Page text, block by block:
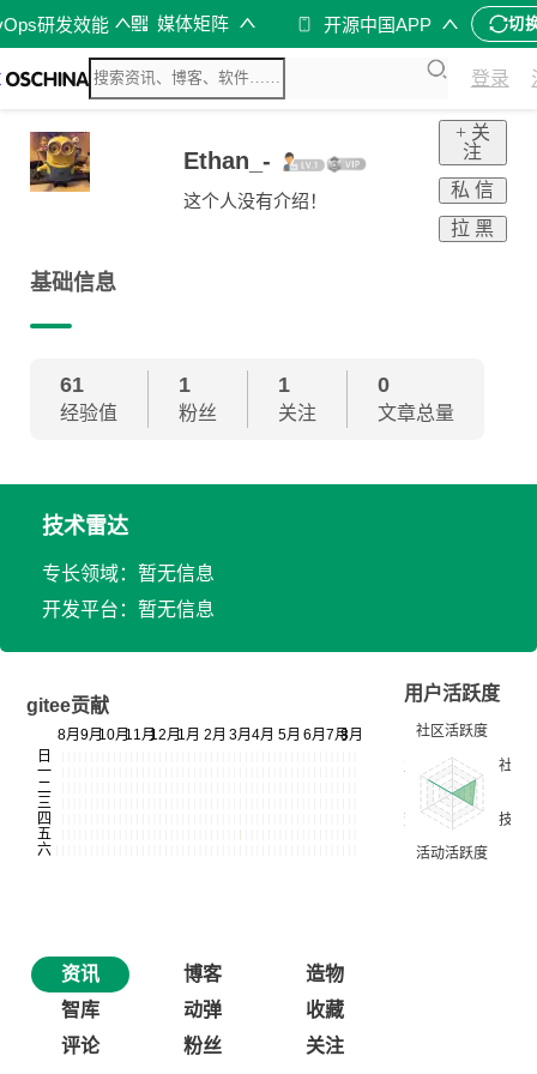
研发效能 媒体矩阵 开源中国APP 切
登录
Ethan_-
这个人没有介绍！
+ 关
注
私 信
拉 黑
基础信息
61
经验值
1
粉丝
1
关注
0
文章总量
技术雷达
专长领域：暂无信息
开发平台：暂无信息
gitee贡献
用户活跃度
资讯 博客
造物
智库
动弹
收藏
评论
粉丝 关注